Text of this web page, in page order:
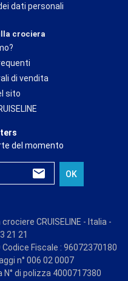
dati personali
crociera
di vendita
sito
del momento
OK
CRUISELINE - Italia -
21 21
Fiscale : 96072370180
n° 006 02 0007
di polizza 4000717380